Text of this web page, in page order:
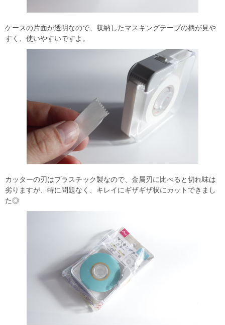
ケースの片面が透明なので、収納したマスキングテープの柄が見や
すく、使いやすいですよ。
カッターの刃はプラスチック製なので、金属刃に比べると切れ味は
劣りますが、特に問題なく、キレイにギザギザ状にカットできまし
た◎